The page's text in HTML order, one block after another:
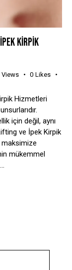
KIRPIK
Views 0 Likes
Hizmetleri
için değil, aynı
ve İpek Kirpik
mükemmel